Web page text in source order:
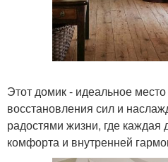
Этот домик - идеальное
восстановления сил и
радостями жизни, где каждая
комфорта и внутренней